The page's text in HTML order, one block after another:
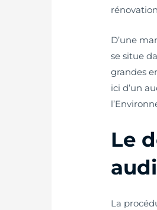
D’une
se situe
grandes
ici d’un
Le
La